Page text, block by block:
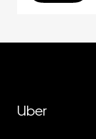
Uber